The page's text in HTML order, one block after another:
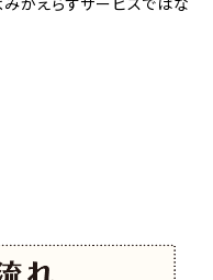
がえらすサービスではな